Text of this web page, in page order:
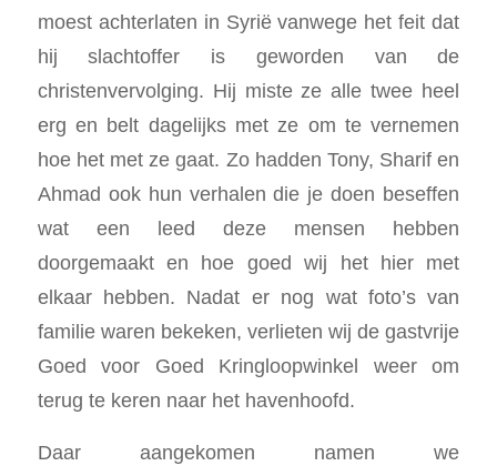
moest achterlaten in Syrië vanwege het feit dat
hij slachtoffer is geworden van de
christenvervolging. Hij miste ze alle twee heel
erg en belt dagelijks met ze om te vernemen
hoe het met ze gaat. Zo hadden Tony, Sharif en
Ahmad ook hun verhalen die je doen beseffen
wat een leed deze mensen hebben
doorgemaakt en hoe goed wij het hier met
elkaar hebben. Nadat er nog wat foto’s van
familie waren bekeken, verlieten wij de gastvrije
Goed voor Goed Kringloopwinkel weer om
terug te keren naar het havenhoofd.
Daar aangekomen namen we